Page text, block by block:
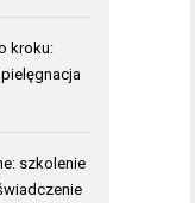
kroku:
szkolenie